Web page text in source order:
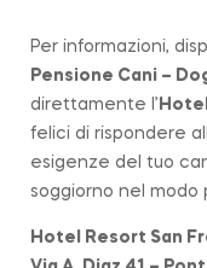
Per informazioni,
Pensione Cani –
direttamente l’
felici di rispondere
esigenze del tuo
soggiorno nel modo
Hotel Resort San